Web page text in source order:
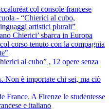
col console francese
- “Chierici al cubo,
artistici plurali”
Chierici’ sbarca in Europa
corso tenuto con la compagnia
al cubo” , 12 opere senza
Non è importate chi sei, ma ciò
France. A Firenze le studentesse
e italiano